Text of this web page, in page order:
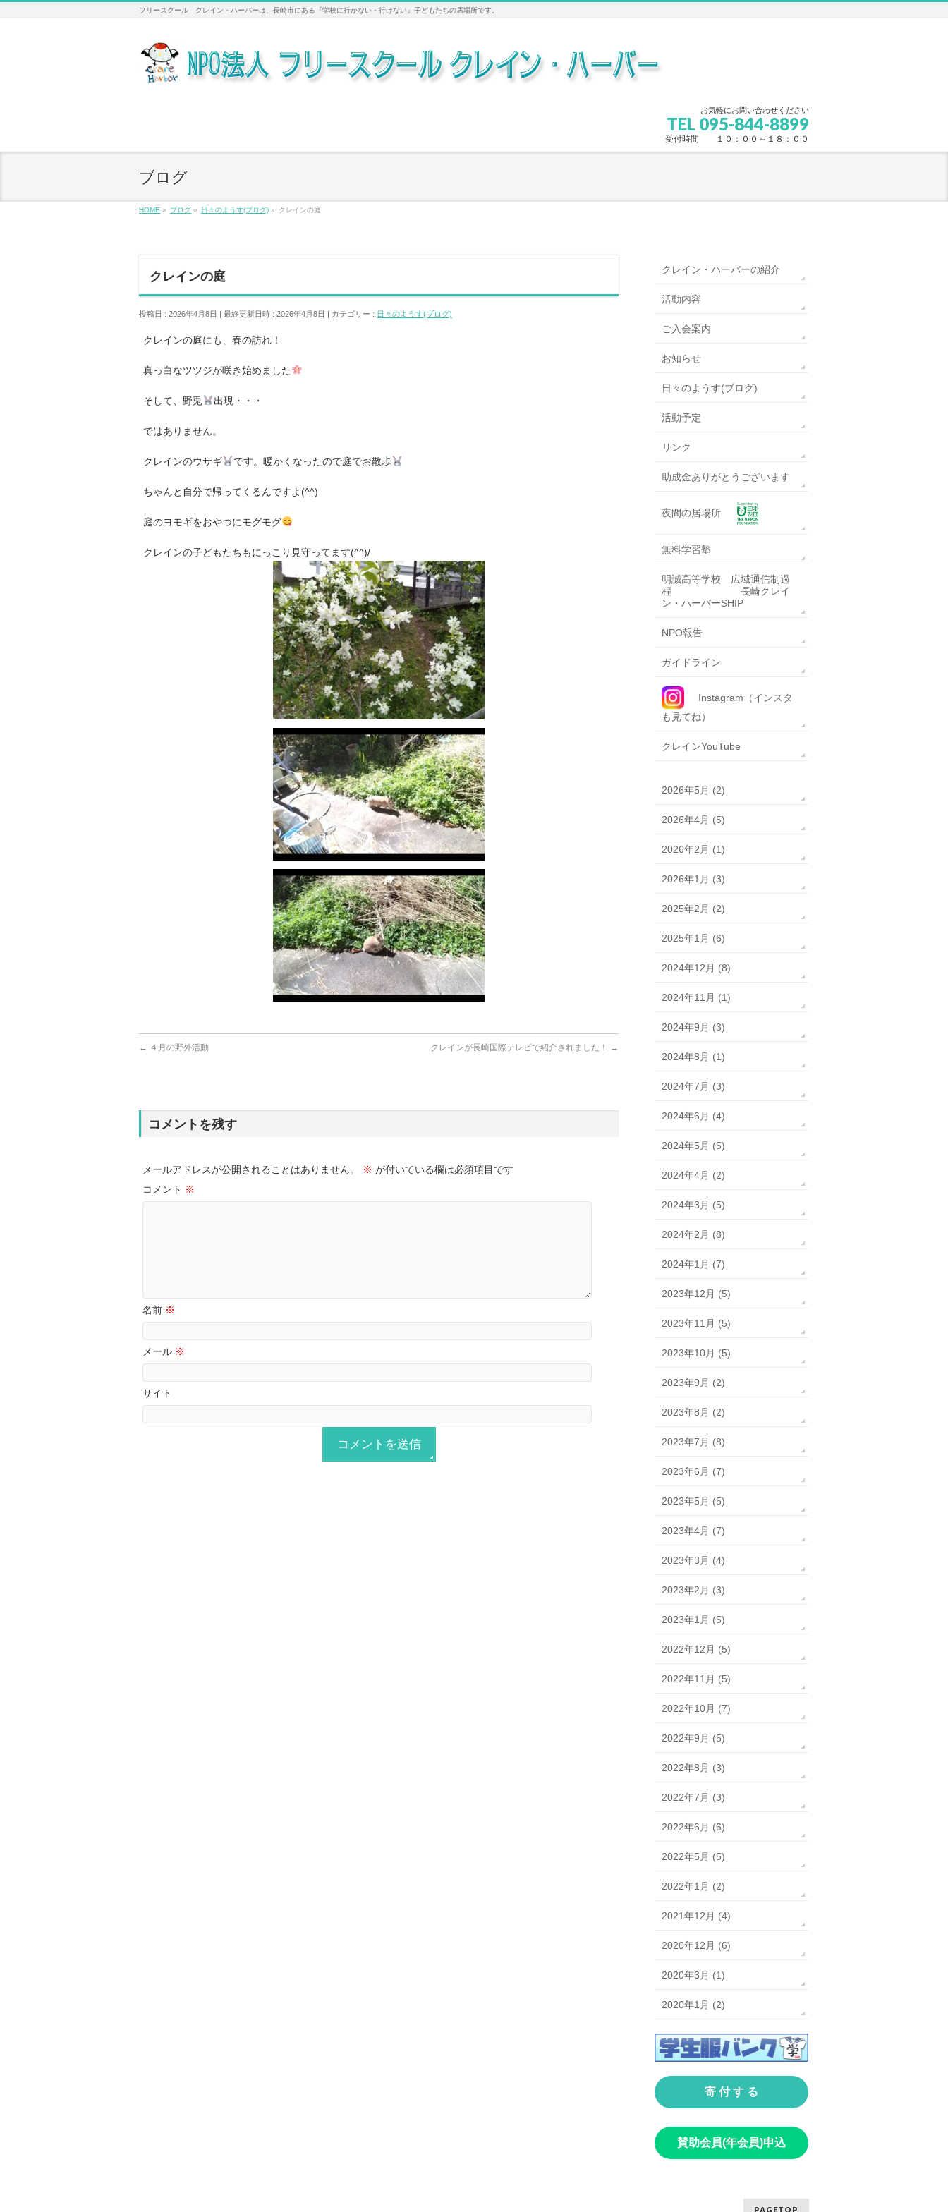
フリースクール クレイン・ハーバーは、長崎市にある『学校に行かない・行けない』子どもたちの居場所です。
お気軽にお問い合わせください
TEL 095-844-8899
受付時間 １０：００～１８：００
ブログ
HOME » ブログ » 日々のようす(ブログ) » クレインの庭
クレインの庭
投稿日 : 2026年4月8日 最終更新日時 : 2026年4月8日 カテゴリー : 日々のようす(ブログ)
クレインの庭にも、春の訪れ！
真っ白なツツジが咲き始めました
そして、野兎 出現・・・
ではありません。
クレインのウサギ です。暖かくなったので庭でお散歩
ちゃんと自分で帰ってくるんですよ(^^)
庭のヨモギをおやつにモグモグ
クレインの子どもたちもにっこり見守ってます(^^)/
← ４月の野外活動 クレインが長崎国際テレビで紹介されました！ →
コメントを残す
メールアドレスが公開されることはありません。 ※ が付いている欄は必須項目です
コメント ※
名前 ※
メール ※
サイト
クレイン・ハーバーの紹介
活動内容
ご入会案内
お知らせ
日々のようす(ブログ)
活動予定
リンク
助成金ありがとうございます
夜間の居場所
無料学習塾
明誠高等学校 広域通信制過
程 長崎クレイ
ン・ハーバーSHIP
NPO報告
ガイドライン
Instagram（インスタ
も見てね）
クレインYouTube
2026年5月 (2)
2026年4月 (5)
2026年2月 (1)
2026年1月 (3)
2025年2月 (2)
2025年1月 (6)
2024年12月 (8)
2024年11月 (1)
2024年9月 (3)
2024年8月 (1)
2024年7月 (3)
2024年6月 (4)
2024年5月 (5)
2024年4月 (2)
2024年3月 (5)
2024年2月 (8)
2024年1月 (7)
2023年12月 (5)
2023年11月 (5)
2023年10月 (5)
2023年9月 (2)
2023年8月 (2)
2023年7月 (8)
2023年6月 (7)
2023年5月 (5)
2023年4月 (7)
2023年3月 (4)
2023年2月 (3)
2023年1月 (5)
2022年12月 (5)
2022年11月 (5)
2022年10月 (7)
2022年9月 (5)
2022年8月 (3)
2022年7月 (3)
2022年6月 (6)
2022年5月 (5)
2022年1月 (2)
2021年12月 (4)
2020年12月 (6)
2020年3月 (1)
2020年1月 (2)
寄 付 す る
賛助会員(年会員)申込
PAGETOP